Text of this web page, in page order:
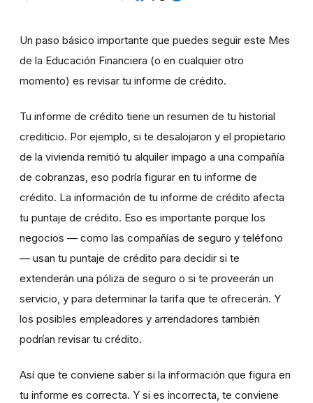
Un paso básico importante que puedes seguir este Mes
de la Educación Financiera (o en cualquier otro
momento) es revisar tu informe de crédito.
Tu informe de crédito tiene un resumen de tu historial
crediticio. Por ejemplo, si te desalojaron y el propietario
de la vivienda remitió tu alquiler impago a una compañía
de cobranzas, eso podría figurar en tu informe de
crédito. La información de tu informe de crédito afecta
tu puntaje de crédito. Eso es importante porque los
negocios — como las compañías de seguro y teléfono
— usan tu puntaje de crédito para decidir si te
extenderán una póliza de seguro o si te proveerán un
servicio, y para determinar la tarifa que te ofrecerán. Y
los posibles empleadores y arrendadores también
podrían revisar tu crédito.
Así que te conviene saber si la información que figura en
tu informe es correcta. Y si es incorrecta, te conviene